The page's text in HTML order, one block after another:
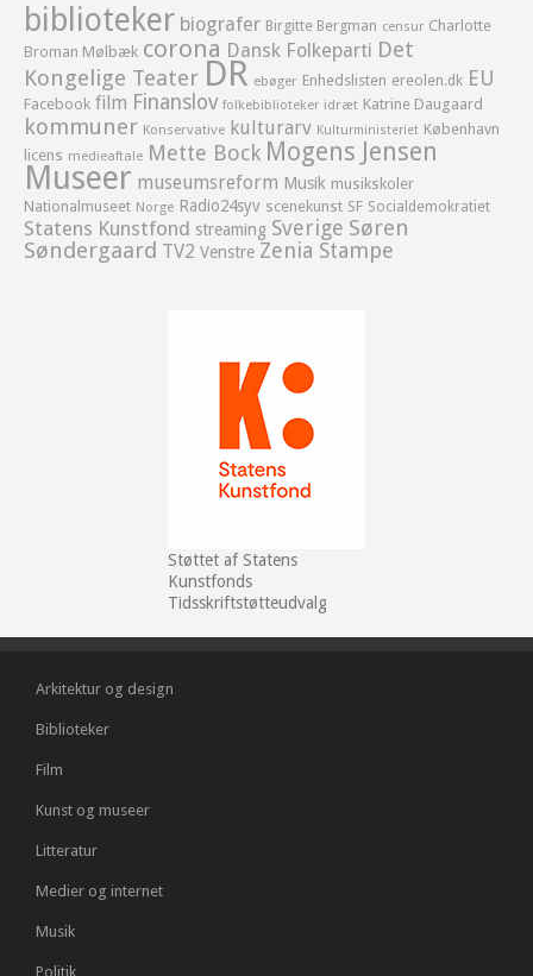
biblioteker biografer Birgitte Bergman censur Charlotte
Broman Mølbæk corona Dansk Folkeparti Det
Kongelige Teater DR ebøger Enhedslisten ereolen.dk EU
Facebook film Finanslov folkebiblioteker idræt Katrine Daugaard
kommuner Konservative kulturarv Kulturministeriet København
licens medieaftale Mette Bock Mogens Jensen
Museer museumsreform Musik musikskoler
Nationalmuseet Norge Radio24syv scenekunst SF Socialdemokratiet
Statens Kunstfond streaming Sverige Søren
Søndergaard TV2 Venstre Zenia Stampe
Støttet af Statens
Kunstfonds
Tidsskriftstøtteudvalg
Arkitektur og design
Biblioteker
Film
Kunst og museer
Litteratur
Medier og internet
Musik
Politik